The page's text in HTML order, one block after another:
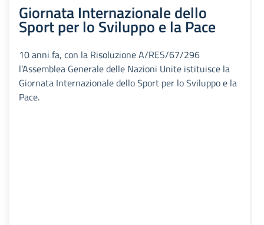
Giornata Internazionale dello
Sport per lo Sviluppo e la Pace
10 anni fa, con la Risoluzione A/RES/67/296
l’Assemblea Generale delle Nazioni Unite istituisce la
Giornata Internazionale dello Sport per lo Sviluppo e la
Pace.